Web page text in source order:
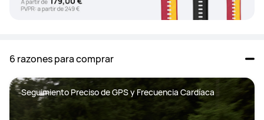
6 razones para comprar
Seguimiento Preciso de GPS y Frecuencia Cardíaca